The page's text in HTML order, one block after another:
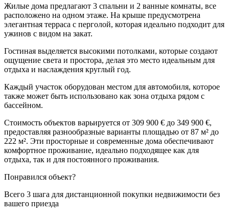
Жилые дома предлагают 3 спальни и 2 ванные комнаты, все
расположено на одном этаже. На крыше предусмотрена
элегантная терраса с перголой, которая идеально подходит для
ужинов с видом на закат.
Гостиная выделяется высокими потолками, которые создают
ощущение света и простора, делая это место идеальным для
отдыха и наслаждения круглый год.
Каждый участок оборудован местом для автомобиля, которое
также может быть использовано как зона отдыха рядом с
бассейном.
Стоимость объектов варьируется от 309 900 € до 349 900 €,
предоставляя разнообразные варианты площадью от 87 м² до
222 м². Эти просторные и современные дома обеспечивают
комфортное проживание, идеально подходящее как для
отдыха, так и для постоянного проживания.
Понравился объект?
Всего 3 шага для дистанционной покупки недвижимости без
вашего приезда